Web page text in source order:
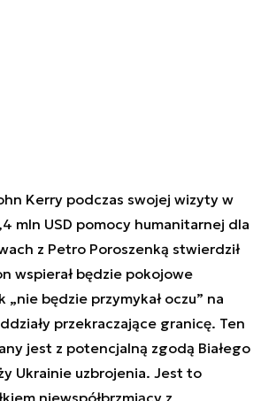
Kerry podczas swojej wizyty w
mln USD pomocy humanitarnej dla
z Petro Poroszenką stwierdził
wspierał będzie pokojowe
będzie przymykał oczu” na
przekraczające granicę. Ten
jest z potencjalną zgodą Białego
Ukrainie uzbrojenia. Jest to
niewspółbrzmiący z